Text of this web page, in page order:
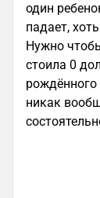
один
падает,
Нужно
стоила 0
рождённого
никак